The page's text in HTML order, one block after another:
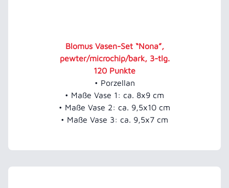
Blomus Vasen-Set “Nona”,
pewter/microchip/bark, 3-tlg.
120 Punkte
• Porzellan
• Maße Vase 1: ca. 8x9 cm
• Maße Vase 2: ca. 9,5x10 cm
• Maße Vase 3: ca. 9,5x7 cm